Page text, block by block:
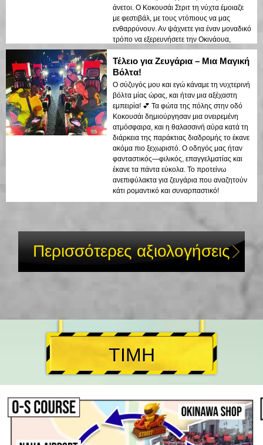
άνετοι. Ο Κοκουσάι Στριτ τη νύχτα έμοιαζε
με φεστιβάλ, με τους ντόπιους να μας
ενθαρρύνουν. Αν ψάχνετε για έναν μοναδικό
τρόπο να εξερευνήσετε την Οκινάουα,
κλείστε το τώρα!
Τέλειο για Ζευγάρια – Μια Μαγική
Βόλτα!
Ο σύζυγός μου και εγώ κάναμε τη νυχτερινή
βόλτα μίας ώρας, και ήταν μια αξέχαστη
εμπειρία! 💕 Τα φώτα της πόλης στην οδό
Κοκουσάι δημιούργησαν μια ονειρεμένη
ατμόσφαιρα, και η θαλασσινή αύρα κατά τη
διάρκεια της παράκτιας διαδρομής το έκανε
ακόμα πιο ξεχωριστό. Ο οδηγός μας ήταν
φανταστικός—φιλικός, επαγγελματίας και
έκανε τα πάντα εύκολα. Το προτείνω
ανεπιφύλακτα για ζευγάρια που αναζητούν
κάτι ρομαντικό και συναρπαστικό!
Περισσότερες αξιολογήσεις
ΤΙΜΗ